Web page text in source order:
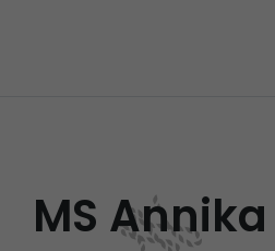
MS Annika